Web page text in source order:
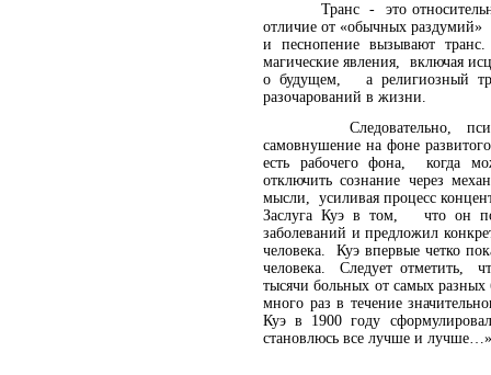
Транс - это относительно
отличие от «обычных
и песнопение вызывают
магические явления, включая
о будущем, а религиозный
разочарований в жизни.
Следовательно,
самовнушение на фоне
есть рабочего фона, когда
отключить сознание через
мысли, усиливая процесс
Заслуга Куэ в том, что он
заболеваний и предложил
человека. Куэ впервые четко
человека. Следует отметить,
тысячи больных от самых
много раз в течение
Куэ в 1900 году
становлюсь все лучше и